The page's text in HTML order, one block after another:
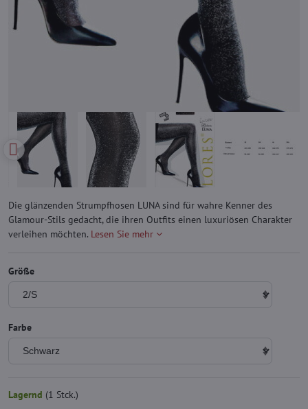
Die glänzenden Strumpfhosen LUNA sind für wahre Kenner des
Glamour-Stils gedacht, die ihren Outfits einen luxuriösen Charakter
verleihen möchten. Lesen Sie mehr
Größe
Farbe
Lagernd (1 Stck.)